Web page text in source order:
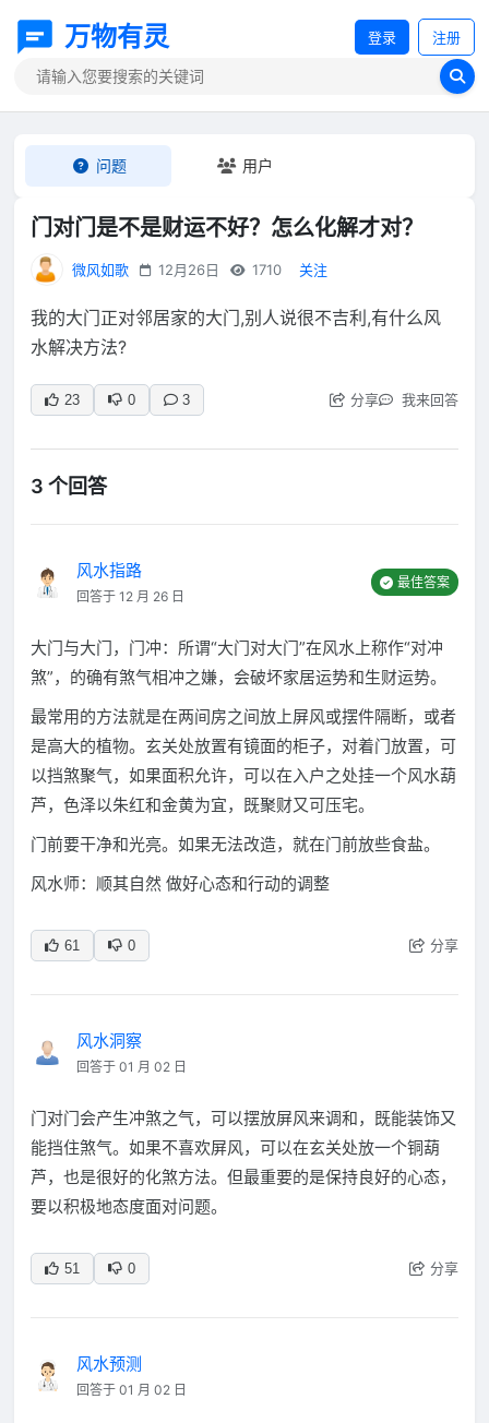
万物有灵 登录 注册
问题 用户
门对门是不是财运不好？怎么化解才对？
微风如歌 12月26日 1710 关注
我的大门正对邻居家的大门,别人说很不吉利,有什么风
水解决方法?
23 0 3 分享 我来回答
3 个回答
风水指路
回答于 12 月 26 日
最佳答案
大门与大门，门冲：所谓“大门对大门”在风水上称作“对冲
煞”，的确有煞气相冲之嫌，会破坏家居运势和生财运势。
最常用的方法就是在两间房之间放上屏风或摆件隔断，或者
是高大的植物。玄关处放置有镜面的柜子，对着门放置，可
以挡煞聚气，如果面积允许，可以在入户之处挂一个风水葫
芦，色泽以朱红和金黄为宜，既聚财又可压宅。
门前要干净和光亮。如果无法改造，就在门前放些食盐。
风水师：顺其自然 做好心态和行动的调整
61 0 分享
风水洞察
回答于 01 月 02 日
门对门会产生冲煞之气，可以摆放屏风来调和，既能装饰又
能挡住煞气。如果不喜欢屏风，可以在玄关处放一个铜葫
芦，也是很好的化煞方法。但最重要的是保持良好的心态，
要以积极地态度面对问题。
51 0 分享
风水预测
回答于 01 月 02 日